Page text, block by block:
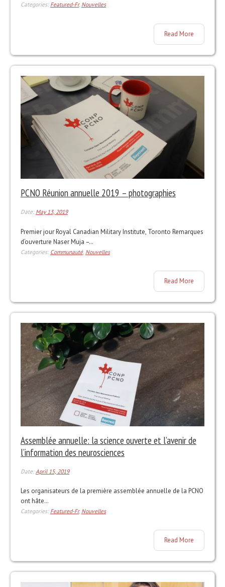
Categories: Featured-Fr, Nouvelles
Read More
PCNO Réunion annuelle 2019 – photographies
Date: May 13, 2019
Premier jour Royal Canadian Military Institute, Toronto Remarques
d’ouverture Naser Muja –…
Categories: Communauté, Nouvelles
Read More
Assemblée annuelle: la science ouverte et l’avenir de
l’information des neurosciences
Date: April 15, 2019
Les organisateurs de la première assemblée annuelle de la PCNO
ont hâte…
Categories: Featured-Fr, Nouvelles
Read More